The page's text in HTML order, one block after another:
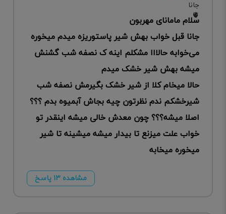
سلام مامانای مهربون
جانا قبل خواب بهش شیر پاستوریزه میدم میخوره
می‌خوابه حالااا مشکلم اینه ک نصفه شب گشنش
میشه بهش شیر خشک میدم
حالا میخام کلا از شیر خشک بگیرمش نصفه شب
شیرخشکم ندم نظرتون چیه بجاش آبمیوه بدم ؟؟؟
اصلا میشه؟؟؟ چون معدش خالی میشه اینقدر تو
خواب علت میزنع تا بیدار میشه میشینه تا شیر
میخوره میخابه
مشاهده ۱۳ پاسخ